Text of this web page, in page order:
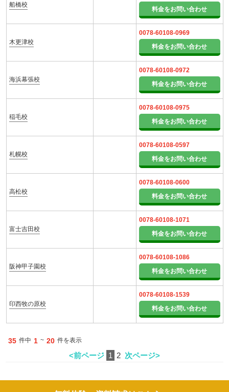
船橋校
料金をお問い合わせ
木更津校
0078-60108-0969
料金をお問い合わせ
海浜幕張校
0078-60108-0972
料金をお問い合わせ
稲毛校
0078-60108-0975
料金をお問い合わせ
札幌校
0078-60108-0597
料金をお問い合わせ
高松校
0078-60108-0600
料金をお問い合わせ
富士吉田校
0078-60108-1071
料金をお問い合わせ
阪神甲子園校
0078-60108-1086
料金をお問い合わせ
印西牧の原校
0078-60108-1539
料金をお問い合わせ
35 件中 1 ~ 20 件を表示
<前ページ 1 2 次ページ>